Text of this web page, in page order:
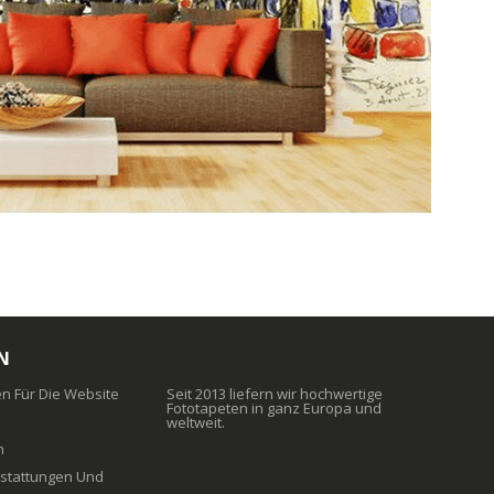
Für Die Website
Und
Seit 2013 liefern wir hochwertige
Fototapeten in ganz Europa und
weltweit.